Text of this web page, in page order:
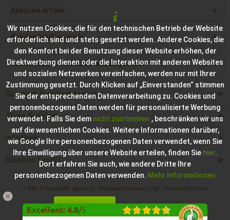
Ähnliche Artikel
Kunden kauften auch
Kunden haben sich ebenfalls angesehen
Bioraum Kundenberatung
Shop Service
Infothek
Bioraum GmbH
* Alle Preise inkl. gesetzl. Mehrwertsteuer zzgl. Versandkosten
Hilfe / Support Kontakt zur Bioraum GmbH
Wir nutzen Cookies, die für den technischen Betrieb der Website
erforderlich sind und stets gesetzt werden. Andere Cookies, die
den Komfort bei der Benutzung dieser Website erhöhen, der
Direktwerbung dienen oder die Interaktion mit anderen Websites
und sozialen Netzwerken vereinfachen, werden nur mit Ihrer
Zustimmung gesetzt. Durch Klicken auf „Einverstanden“ stimmen
Sie der entsprechenden Datenverarbeitung zu. Cookies und
personenbezogene Daten werden für personalisierte Werbung
verwendet. Falls Sie dem nicht zustimmen , beschränken wir uns
auf die wesentlichen Cookies. Weitere Informationen darüber,
wie Google Ihre personenbezogenen Daten verwendet, wenn Sie
Ihre Einwilligung über unsere Website erteilen, finden Sie hier.
Dort erfahren Sie auch, wie andere Dritte Ihre
personenbezogenen Daten verwenden. Mehr Informationen
Einverstanden Konfigurieren
Excellent: 4.8/5